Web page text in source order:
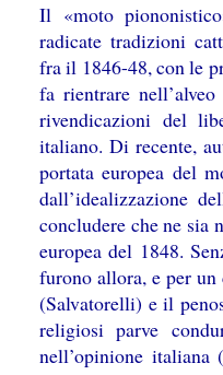
Il «moto
radicate tradizioni
fra il 1846-48, con le
fa rientrare
rivendicazioni del
italiano. Di recente,
portata europea del
dall’idealizzazione
concludere che ne
europea del 1848.
furono allora, e per un
(Salvatorelli) e il
religiosi parve
nell’opinione